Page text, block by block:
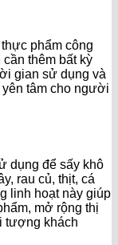
phẩm công
thêm bất kỳ
gian sử dụng và
tâm cho người
dụng để sấy khô
rau củ, thịt, cá
linh hoạt này giúp
mở rộng thị
tượng khách